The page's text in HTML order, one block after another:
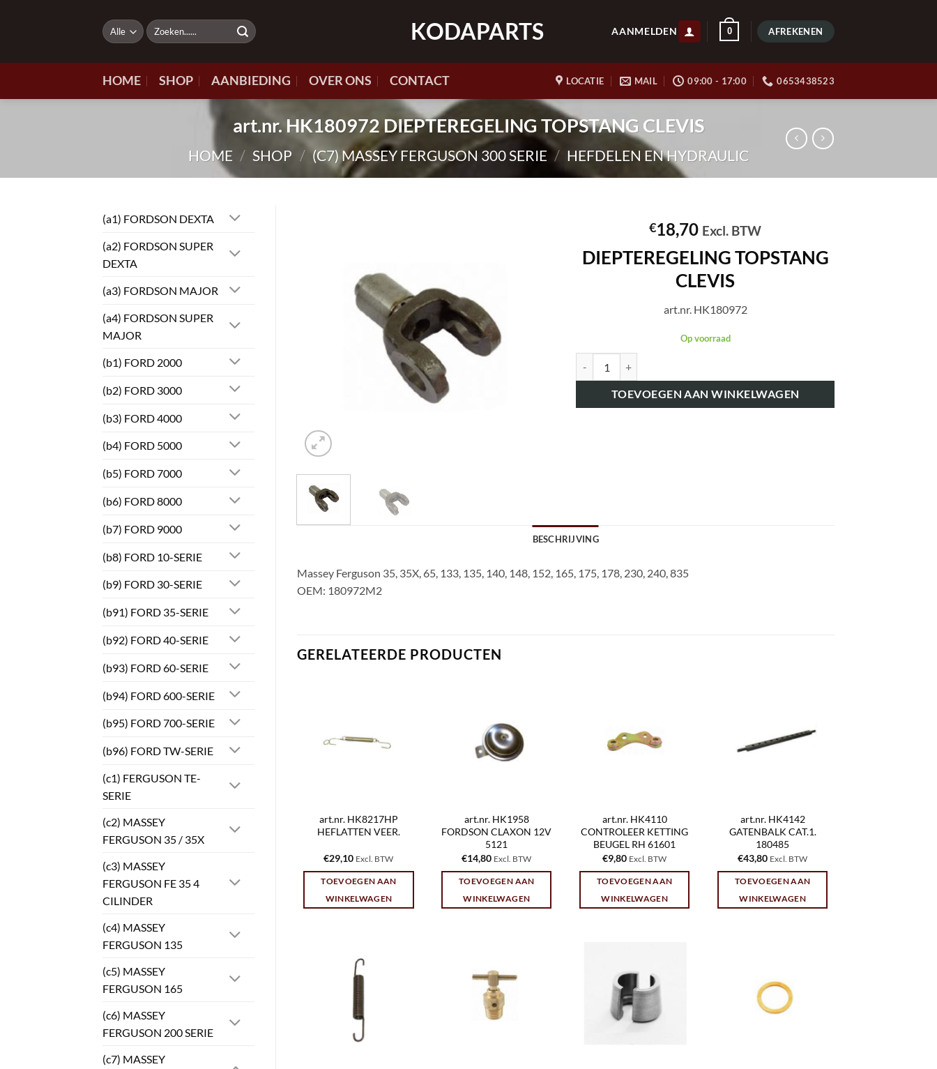
KODAPARTS
Zoeken
naar:
AANMELDEN 0 AFREKENEN
HOME SHOP AANBIEDING OVER ONS CONTACT LOCATIE MAIL 09:00 - 17:00 0653438523
art.nr. HK180972 DIEPTEREGELING TOPSTANG CLEVIS
HOME / SHOP / (C7) MASSEY FERGUSON 300 SERIE / HEFDELEN EN HYDRAULIC
(a1) FORDSON DEXTA
(a2) FORDSON SUPER
DEXTA
(a3) FORDSON MAJOR
(a4) FORDSON SUPER
MAJOR
(b1) FORD 2000
(b2) FORD 3000
(b3) FORD 4000
(b4) FORD 5000
(b5) FORD 7000
(b6) FORD 8000
(b7) FORD 9000
(b8) FORD 10-SERIE
(b9) FORD 30-SERIE
(b91) FORD 35-SERIE
(b92) FORD 40-SERIE
(b93) FORD 60-SERIE
(b94) FORD 600-SERIE
(b95) FORD 700-SERIE
(b96) FORD TW-SERIE
(c1) FERGUSON TE-
SERIE
(c2) MASSEY
FERGUSON 35 / 35X
(c3) MASSEY
FERGUSON FE 35 4
CILINDER
(c4) MASSEY
FERGUSON 135
(c5) MASSEY
FERGUSON 165
(c6) MASSEY
FERGUSON 200 SERIE
(c7) MASSEY
€18,70 Excl. BTW
DIEPTEREGELING TOPSTANG
CLEVIS
art.nr. HK180972
Op voorraad
TOEVOEGEN AAN WINKELWAGEN
BESCHRIJVING
Massey Ferguson 35, 35X, 65, 133, 135, 140, 148, 152, 165, 175, 178, 230, 240, 835
OEM: 180972M2
GERELATEERDE PRODUCTEN
art.nr. HK8217HP
HEFLATTEN VEER.
€29,10 Excl. BTW
TOEVOEGEN AAN
WINKELWAGEN
art.nr. HK1958
FORDSON CLAXON 12V
5121
€14,80 Excl. BTW
TOEVOEGEN AAN
WINKELWAGEN
art.nr. HK4110
CONTROLEER KETTING
BEUGEL RH 61601
€9,80 Excl. BTW
TOEVOEGEN AAN
WINKELWAGEN
art.nr. HK4142
GATENBALK CAT.1.
180485
€43,80 Excl. BTW
TOEVOEGEN AAN
WINKELWAGEN